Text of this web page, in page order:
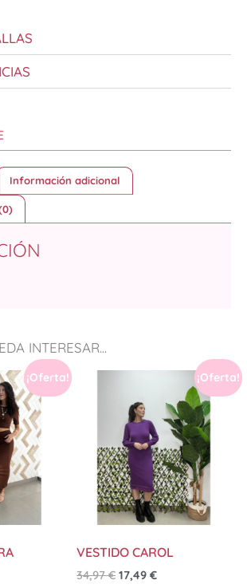
INTERESAR...
¡Oferta! ¡Oferta!
VESTIDO CAROL
34,97€ 17,49 €
Información adicional